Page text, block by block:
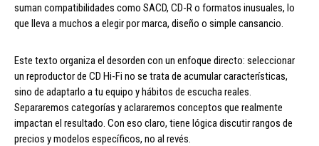
suman compatibilidades como SACD, CD-R o formatos inusuales, lo
que lleva a muchos a elegir por marca, diseño o simple cansancio.
Este texto organiza el desorden con un enfoque directo: seleccionar
un reproductor de CD Hi-Fi no se trata de acumular características,
sino de adaptarlo a tu equipo y hábitos de escucha reales.
Separaremos categorías y aclararemos conceptos que realmente
impactan el resultado. Con eso claro, tiene lógica discutir rangos de
precios y modelos específicos, no al revés.